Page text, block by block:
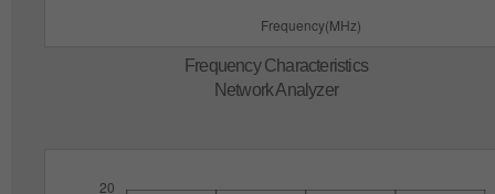
Frequency Characteristics
Network Analyzer